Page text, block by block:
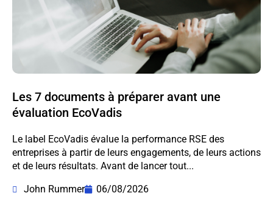
Les 7 documents à préparer avant une
évaluation EcoVadis
Le label EcoVadis évalue la performance RSE des
entreprises à partir de leurs engagements, de leurs actions
et de leurs résultats. Avant de lancer tout...
John Rummer
06/08/2026